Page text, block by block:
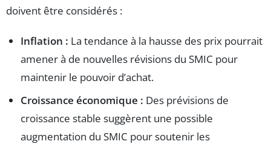
doivent être considérés :
Inflation : La tendance à la hausse des prix pourrait
amener à de nouvelles révisions du SMIC pour
maintenir le pouvoir d’achat.
Croissance économique : Des prévisions de
croissance stable suggèrent une possible
augmentation du SMIC pour soutenir les